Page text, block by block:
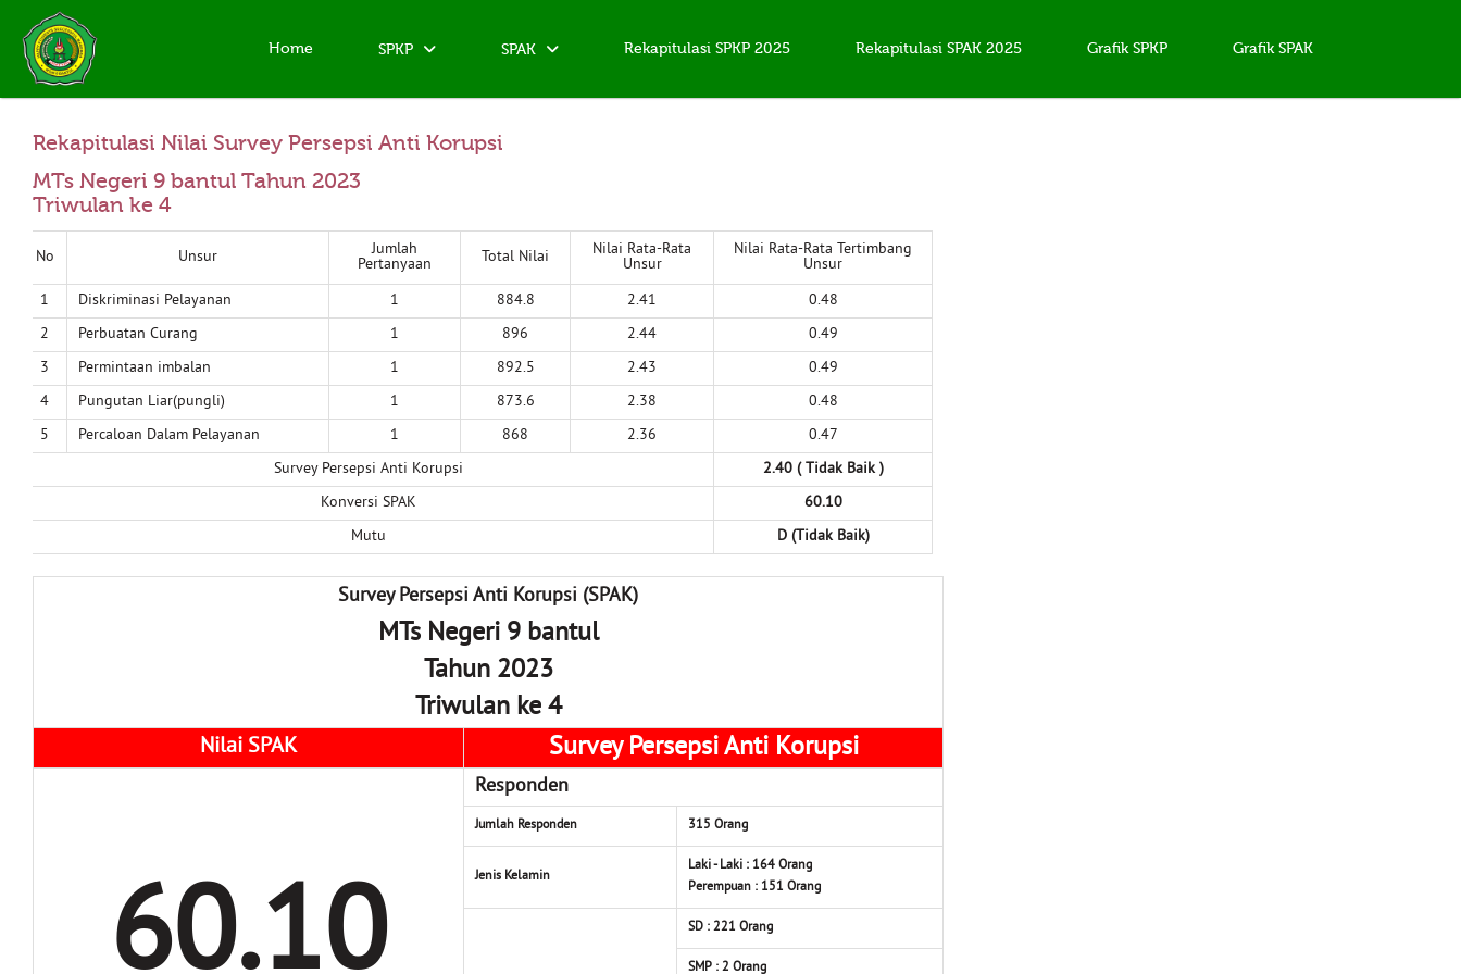
Home SPKP SPAK Rekapitulasi SPKP 2025 Rekapitulasi SPAK 2025 Grafik SPKP Grafik SPAK
Rekapitulasi Nilai Survey Persepsi Anti Korupsi
MTs Negeri 9 bantul Tahun 2023
Triwulan ke 4
No Unsur
Jumlah
Pertanyaan
Total Nilai
Nilai Rata-Rata
Unsur
Nilai Rata-Rata Tertimbang
Unsur
1
Diskriminasi Pelayanan 1 884.8 2.41
0.48
2
Perbuatan Curang 1 896 2.44
0.49
3
Permintaan imbalan 1 892.5 2.43
0.49
4
Pungutan Liar(pungli) 1 873.6 2.38
0.48
5
Percaloan Dalam Pelayanan 1 868 2.36
0.47
Survey Persepsi Anti Korupsi
2.40 ( Tidak Baik )
Konversi SPAK
60.10
Mutu
D (Tidak Baik)
Survey Persepsi Anti Korupsi (SPAK)
MTs Negeri 9 bantul
Tahun 2023
Triwulan ke 4
Nilai SPAK Survey Persepsi Anti Korupsi
60.10
Responden
Jumlah Responden 315 Orang
Jenis Kelamin
Laki - Laki : 164 Orang
Perempuan : 151 Orang
SD : 221 Orang
SMP : 2 Orang